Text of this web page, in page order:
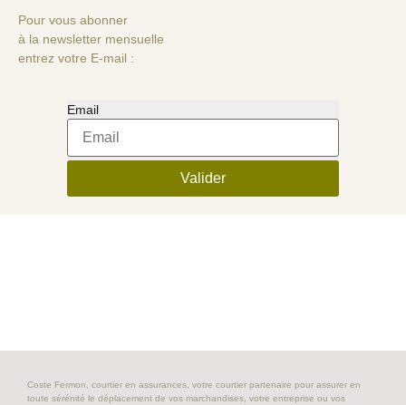
Pour vous abonner
à la newsletter mensuelle
entrez votre E-mail :
Email
Coste Fermon, courtier en assurances, votre courtier partenaire pour assurer en
toute sérénité le déplacement de vos marchandises, votre entreprise ou vos